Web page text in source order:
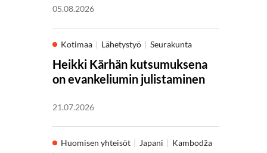
05.08.2026
Kotimaa Lähetystyö Seurakunta
Heikki Kärhän kutsumuksena
on evankeliumin julistaminen
21.07.2026
Huomisen yhteisöt Japani
Kambodža